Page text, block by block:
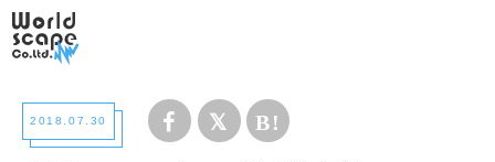
2018.07.30